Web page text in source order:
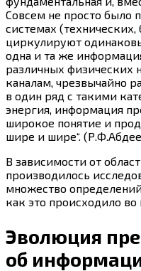
Совсем не просто было
системах
циркулируют
одна и та же
различных физических
каналам, чрезвычайно
в один ряд с такими
энергия, информация
широкое понятие и
шире и шире“.
В зависимости от
производилось
множество
как это происходило
Эволюция
об